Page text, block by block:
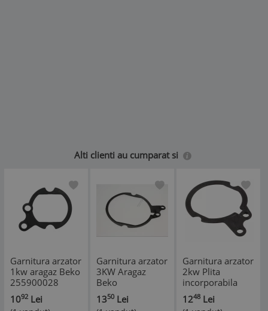
Alti clienti au cumparat si
Garnitura arzator
1kw aragaz Beko
255900028
1092 Lei
Garnitura arzator
3KW Aragaz
Beko
GM15325DX,
255900030
1350 Lei
Garnitura arzator
2kw Plita
incorporabila
Arctic, Beko
255900029
1248 Lei